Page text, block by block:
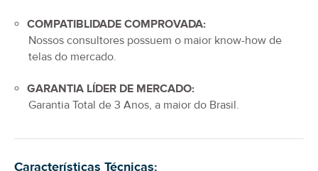
COMPATIBLIDADE COMPROVADA:
Nossos consultores possuem o maior know-how de
telas do mercado.
GARANTIA LÍDER DE MERCADO:
Garantia Total de 3 Anos, a maior do Brasil.
Características Técnicas: